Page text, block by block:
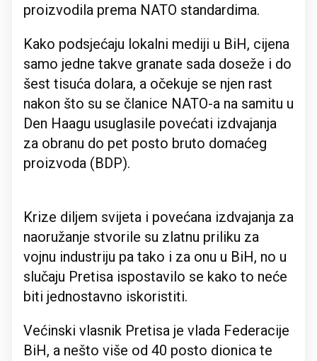
proizvodila prema NATO standardima.
Kako podsjećaju lokalni mediji u BiH, cijena
samo jedne takve granate sada doseže i do
šest tisuća dolara, a očekuje se njen rast
nakon što su se članice NATO-a na samitu u
Den Haagu usuglasile povećati izdvajanja
za obranu do pet posto bruto domaćeg
proizvoda (BDP).
Krize diljem svijeta i povećana izdvajanja za
naoružanje stvorile su zlatnu priliku za
vojnu industriju pa tako i za onu u BiH, no u
slučaju Pretisa ispostavilo se kako to neće
biti jednostavno iskoristiti.
Većinski vlasnik Pretisa je vlada Federacije
BiH, a nešto više od 40 posto dionica te